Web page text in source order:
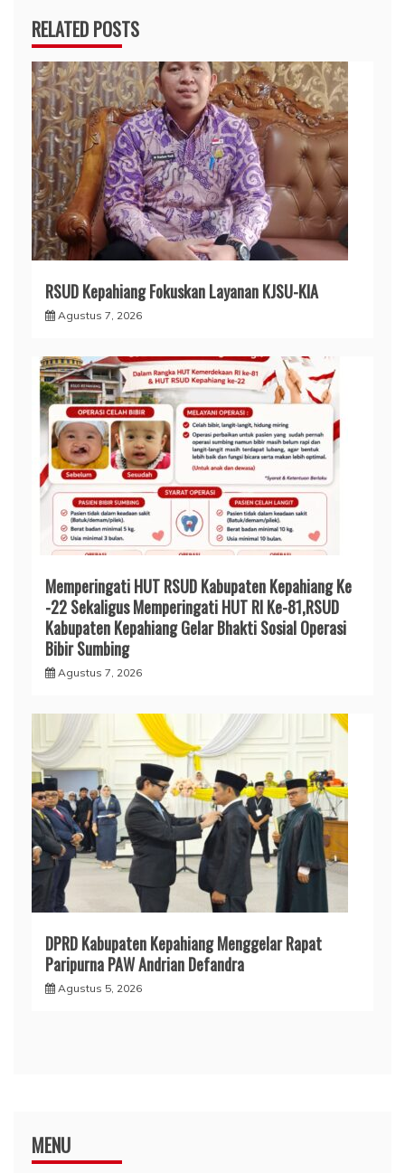
RELATED POSTS
RSUD Kepahiang Fokuskan Layanan KJSU-KIA
Agustus 7, 2026
Memperingati HUT RSUD Kabupaten Kepahiang Ke
-22 Sekaligus Memperingati HUT RI Ke-81,RSUD
Kabupaten Kepahiang Gelar Bhakti Sosial Operasi
Bibir Sumbing
Agustus 7, 2026
DPRD Kabupaten Kepahiang Menggelar Rapat
Paripurna PAW Andrian Defandra
Agustus 5, 2026
MENU